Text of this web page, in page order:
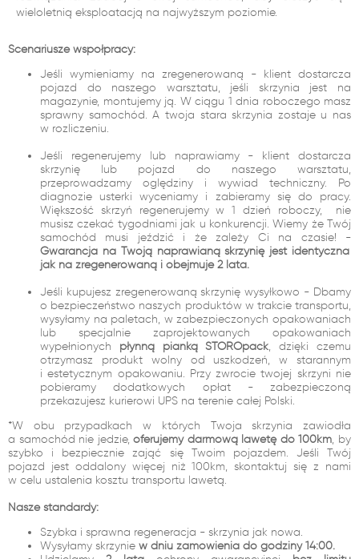
wieloletnią eksploatacją na najwyższym poziomie.
Scenariusze współpracy:
Jeśli wymieniamy na zregenerowaną - klient dostarcza
pojazd do naszego warsztatu, jeśli skrzynia jest na
magazynie, montujemy ją. W ciągu 1 dnia roboczego masz
sprawny samochód. A twoja stara skrzynia zostaje u nas
w rozliczeniu.
Jeśli regenerujemy lub naprawiamy - klient dostarcza
skrzynię lub pojazd do naszego warsztatu,
przeprowadzamy oględziny i wywiad techniczny. Po
diagnozie usterki wyceniamy i zabieramy się do pracy.
Większość skrzyń regenerujemy w 1 dzień roboczy, nie
musisz czekać tygodniami jak u konkurencji. Wiemy że Twój
samochód musi jeździć i że zależy Ci na czasie! -
Gwarancja na Twoją naprawianą skrzynię jest identyczna
jak na zregenerowaną i obejmuje 2 lata.
Jeśli kupujesz zregenerowaną skrzynię wysyłkowo - Dbamy
o bezpieczeństwo naszych produktów w trakcie transportu,
wysyłamy na paletach, w zabezpieczonych opakowaniach
lub specjalnie zaprojektowanych opakowaniach
wypełnionych płynną pianką STOROpack, dzięki czemu
otrzymasz produkt wolny od uszkodzeń, w starannym
i estetycznym opakowaniu. Przy zwrocie twojej skrzyni nie
pobieramy dodatkowych opłat - zabezpieczoną
przekazujesz kurierowi UPS na terenie całej Polski.
*W obu przypadkach w których Twoja skrzynia zawiodła
a samochód nie jedzie,oferujemy darmową lawetę do 100km, by
szybko i bezpiecznie zająć się Twoim pojazdem. Jeśli Twój
pojazd jest oddalony więcej niż 100km, skontaktuj się z nami
w celu ustalenia kosztu transportu lawetą.
Nasze standardy:
Szybka i sprawna regeneracja - skrzynia jak nowa.
Wysyłamy skrzynie w dniu zamówienia do godziny 14:00.